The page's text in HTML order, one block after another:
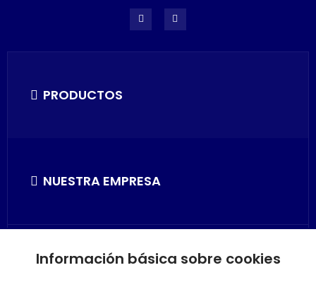
PRODUCTOS
NUESTRA EMPRESA
SU CUENTA
Información básica sobre cookies